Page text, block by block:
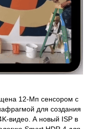
12-Мп сенсором с
для создания
видео. А новый ISP в